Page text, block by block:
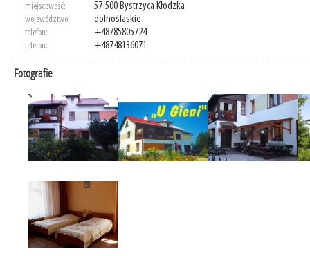
miejscowość: 57-500 Bystrzyca Kłodzka
województwo: dolnośląskie
telefon: +48785805724
telefon: +48748136071
Fotografie